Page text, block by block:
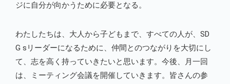
ジに自分が向かうために必要となる。
わたしたちは、大人から子どもまで、すべての人が、SD
G sリーダーになるために、仲間とのつながりを大切にし
て、志を高く持っていきたいと思います。今後、月一回
は、ミーティング会議を開催していきます。皆さんの参